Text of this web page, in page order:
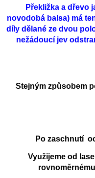
Překližka a dřevo
novodobá balsa) má
díly dělané ze dvou
nežádoucí jev
Stejným způsobem
Po zaschnutí
Využijeme od